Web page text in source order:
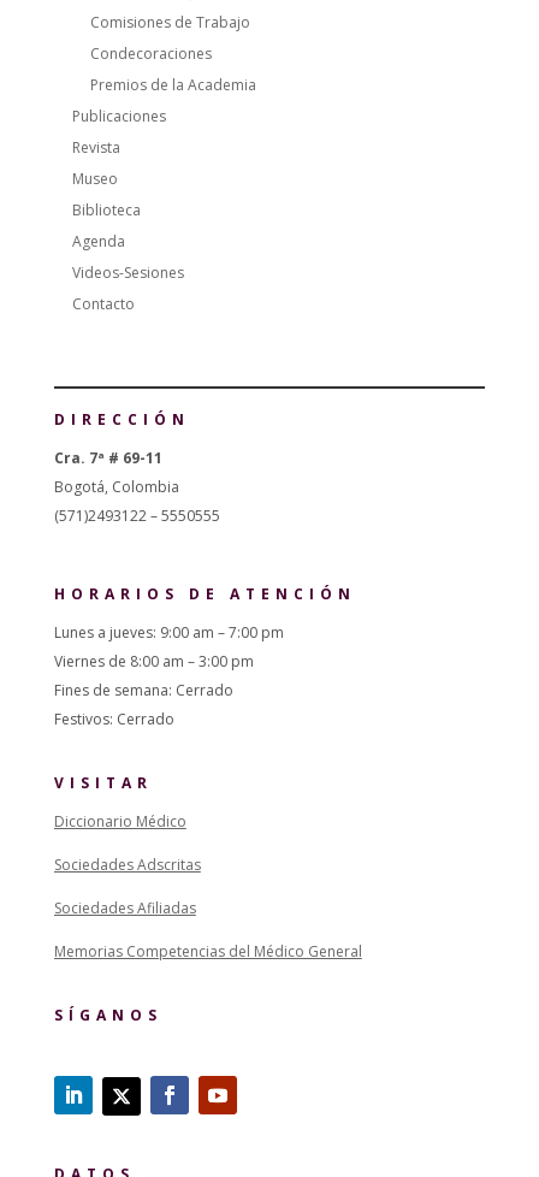
Comisiones de Trabajo
Condecoraciones
Premios de la Academia
Publicaciones
Revista
Museo
Biblioteca
Agenda
Videos-Sesiones
Contacto
DIRECCIÓN
Cra. 7ª # 69-11
Bogotá, Colombia
(571)2493122 – 5550555
HORARIOS DE ATENCIÓN
Lunes a jueves: 9:00 am – 7:00 pm
Viernes de 8:00 am – 3:00 pm
Fines de semana: Cerrado
Festivos: Cerrado
VISITAR
Diccionario Médico
Sociedades Adscritas
Sociedades Afiliadas
Memorias Competencias del Médico General
SÍGANOS